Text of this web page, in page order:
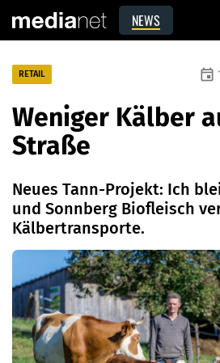
NEWS
RETAIL event
Weniger Kälber
Straße
Neues Tann-Projekt: Ich
und Sonnberg Biofleisch
Kälbertransporte.